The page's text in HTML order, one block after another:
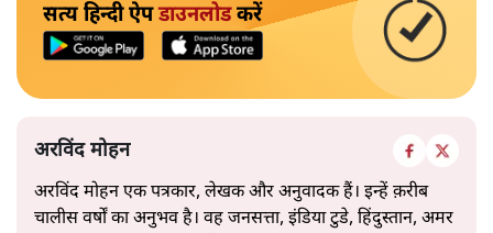
सत्य हिन्दी ऐपडाउनलोडकरें
अरविंद मोहन
अरविंद मोहन एक पत्रकार, लेखक और अनुवादक हैं। इन्हें क़रीब
चालीस वर्षों का अनुभव है। वह जनसत्ता, इंडिया टुडे, हिंदुस्तान, अमर